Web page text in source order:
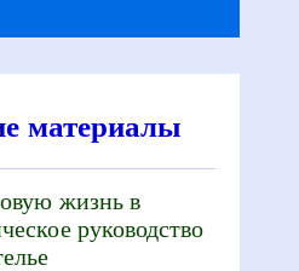
материалы
жизнь в
руководство